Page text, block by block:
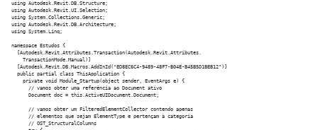
using Autodesk.Revit.DB.Structure;
using Autodesk.Revit.UI.Selection;
using System.Collections.Generic;
using Autodesk.Revit.DB.Architecture;
using System.Linq;
namespace Estudos {
  [Autodesk.Revit.Attributes.Transaction(Autodesk.Revit.Attributes.
    TransactionMode.Manual)]
  [Autodesk.Revit.DB.Macros.AddInId("ED8EC6C4-9489-48F7-B04E-B45B5D1BEB12")]
  public partial class ThisApplication {
    private void Module_Startup(object sender, EventArgs e) {
      // vamos obter uma referência ao Document ativo
      Document doc = this.ActiveUIDocument.Document;
      // vamos obter um FilteredElementCollector contendo apenas
      // elementos que sejam ElementType e pertençam à categoria
      // OST_StructuralColumns